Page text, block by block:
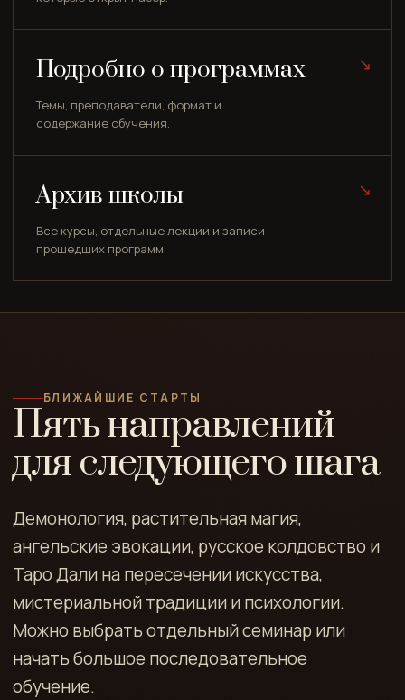
Подробно о программах
Темы, преподаватели, формат и
содержание обучения.
Архив школы
Все курсы, отдельные лекции и записи
прошедших программ.
БЛИЖАЙШИЕ СТАРТЫ
Пять направлений
для следующего шага
Демонология, растительная магия,
ангельские эвокации, русское колдовство и
Таро Дали на пересечении искусства,
мистериальной традиции и психологии.
Можно выбрать отдельный семинар или
начать большое последовательное
обучение.